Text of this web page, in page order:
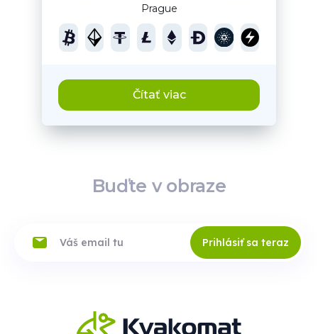
Prague
Čítať viac
Buďte v obraze
Prihlásiť sa teraz